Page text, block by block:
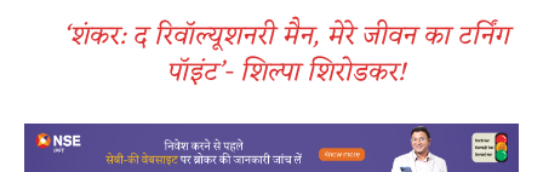
‘शंकर: द रिवॉल्यूशनरी मैन, मेरे जीवन का टर्निंग
पॉइंट’- शिल्पा शिरोडकर!